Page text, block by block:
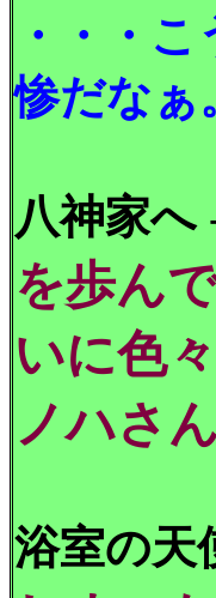
・・・
惨だなぁ
八神家へ
を歩ん
いに色
ノハさ
浴室の